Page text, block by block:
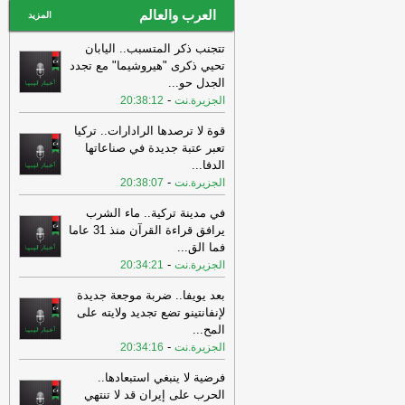
العرب والعالم المزيد
تتجنب ذكر المتسبب.. اليابان
تحيي ذكرى "هيروشيما" مع تجدد
الجدل حو...
الجزيرة.نت -
20:38:12
قوة لا ترصدها الرادارات.. تركيا
تعبر عتبة جديدة في صناعاتها
الدفا...
الجزيرة.نت -
20:38:07
في مدينة تركية.. ماء الشرب
يرافق قراءة القرآن منذ 31 عاما
فما الق...
الجزيرة.نت -
20:34:21
بعد يويفا.. ضربة موجعة جديدة
لإنفانتينو تضع تجديد ولايته على
المح...
الجزيرة.نت -
20:34:16
فرضية لا ينبغي استبعادها..
الحرب على إيران قد لا تنتهي